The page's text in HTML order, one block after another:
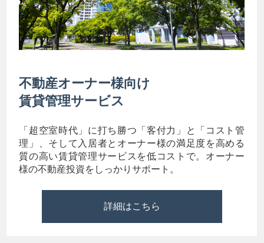
不動産オーナー様向け
賃貸管理サービス
「超空室時代」に打ち勝つ「客付力」と「コスト管
理」、そして入居者とオーナー様の満足度を高める
質の高い賃貸管理サービスを低コストで。オーナー
様の不動産投資をしっかりサポート。
詳細はこちら